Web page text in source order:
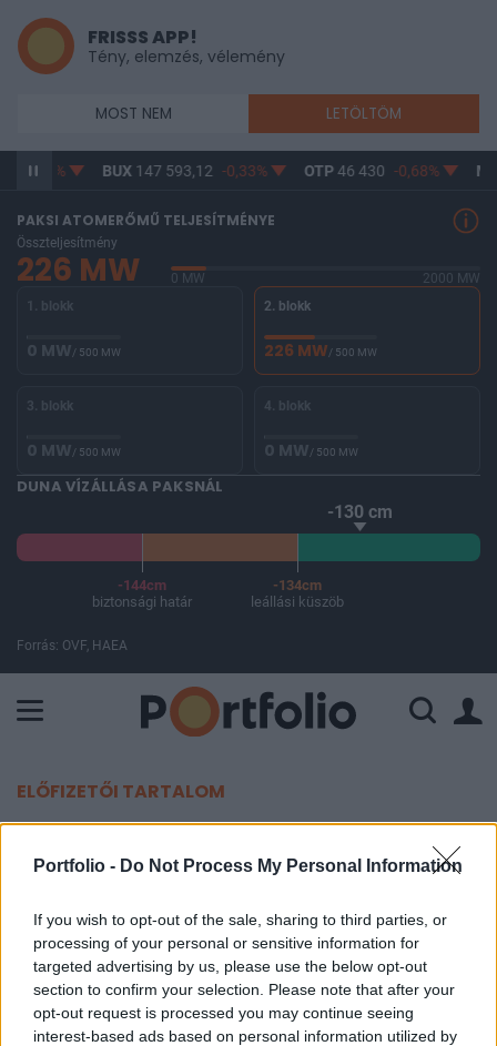
Portfolio - Do Not Process My Personal Information
If you wish to opt-out of the sale, sharing to third parties, or
processing of your personal or sensitive information for
targeted advertising by us, please use the below opt-out
section to confirm your selection. Please note that after your
opt-out request is processed you may continue seeing
interest-based ads based on personal information utilized by
FRISSS APP!
Tény, elemzés, vélemény
MOST NEM LETÖLTÖM
-0,2% BUX147 593,12 -0,33% OTP46 430 -0,68%
PAKSI ATOMERŐMŰ TELJESÍTMÉNYE
Összteljesítmény
226 MW 0 MW
2000 MW
1. blokk
0 MW/ 500 MW
2. blokk
226 MW/ 500 MW
3. blokk
0 MW/ 500 MW
4. blokk
0 MW/ 500 MW
DUNA VÍZÁLLÁSA PAKSNÁL
-130 cm
-144cm
biztonsági határ
-134cm
leállási küszöb
Forrás: OVF, HAEA
ELŐFIZETŐI TARTALOM
Jöhet az 500 forintos benzinár, ha
tovább mérgesedne az iráni
konfliktus
Bosnyák Zsolt, Equilor Alapkezelő
2020. január 08. 15:32